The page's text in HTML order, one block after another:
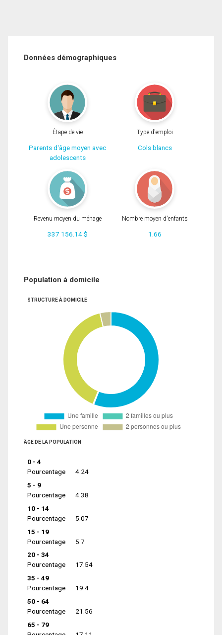
Données démographiques
Étape de vie
Parents d'âge moyen avec
adolescents
Type d'emploi
Cols blancs
Revenu moyen du ménage
337 156.14 $
Nombre moyen d'enfants
1.66
Population à domicile
STRUCTURE À DOMICILE
ÂGE DE LA POPULATION
0 - 4
Pourcentage
4.24
5 - 9
Pourcentage
4.38
10 - 14
Pourcentage
5.07
15 - 19
Pourcentage
5.7
20 - 34
Pourcentage
17.54
35 - 49
Pourcentage
19.4
50 - 64
Pourcentage
21.56
65 - 79